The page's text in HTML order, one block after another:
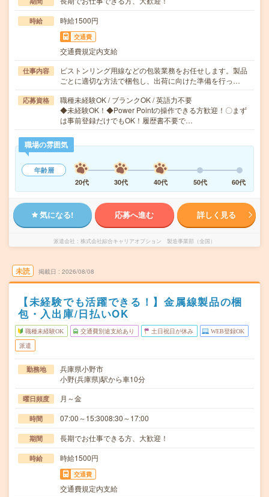
時給 時給1500円
交通費
交通費規定内支給
仕事内容
ピストンリング用線などの包装業務をお任せします。製品
ごとに適切な方法で梱包し、出荷に向けた準備を行っ…
応募資格
職種未経験OK / ブランクOK / 英語力不要
◆未経験OK！◆Power Pointの操作できる方歓迎！〇まず
は事前登録だけでもOK！履歴書不要で…
職場の雰囲気
年齢層
20代
30代 40代 50代 60代
気になる! 応募へ進む 詳しく見る
派遣会社 株式会社綜合キャリアオプション 製造事業部（全国）
未読 掲載日 2026/08/08
【未経験でも活躍できる！】金属線製品の梱
包・入出庫/日払いOK
職種未経験OK 交通費別途支給あり 土日祝日が休み WEB登録OK
派遣
勤務地
兵庫県小野市
小野(兵庫県)駅から車10分
曜日頻度 月～金
時間 07:00～15:3008:30～17:00
期間 長期でお仕事できる方、大歓迎！
時給 時給1500円
交通費
交通費規定内支給